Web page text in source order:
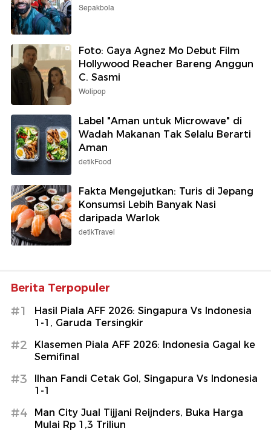
Sepakbola
Foto: Gaya Agnez Mo Debut Film
Hollywood Reacher Bareng Anggun
C. Sasmi
Wolipop
Label "Aman untuk Microwave" di
Wadah Makanan Tak Selalu Berarti
Aman
detikFood
Fakta Mengejutkan: Turis di Jepang
Konsumsi Lebih Banyak Nasi
daripada Warlok
detikTravel
Berita Terpopuler
#1
Hasil Piala AFF 2026: Singapura Vs Indonesia
1-1, Garuda Tersingkir
#2
Klasemen Piala AFF 2026: Indonesia Gagal ke
Semifinal
#3
Ilhan Fandi Cetak Gol, Singapura Vs Indonesia
1-1
#4
Man City Jual Tijjani Reijnders, Buka Harga
Mulai Rp 1,3 Triliun